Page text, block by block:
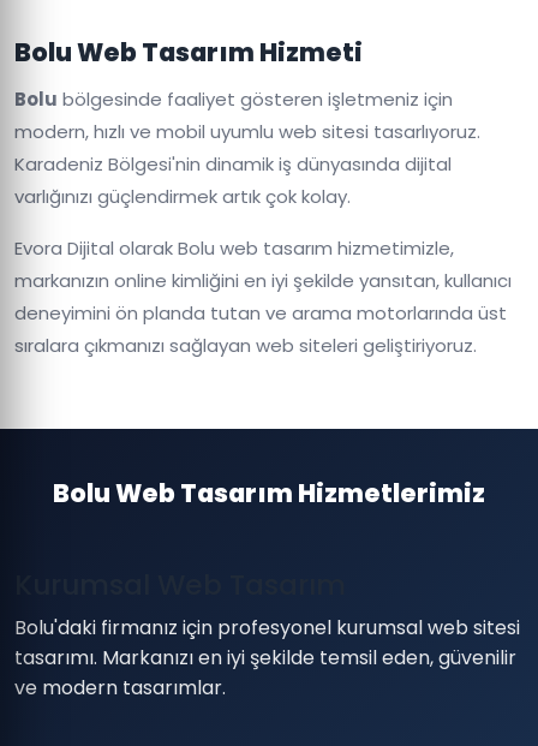
Bolu Web Tasarım Hizmeti
Bolu bölgesinde faaliyet gösteren işletmeniz için
modern, hızlı ve mobil uyumlu web sitesi tasarlıyoruz.
Karadeniz Bölgesi'nin dinamik iş dünyasında dijital
varlığınızı güçlendirmek artık çok kolay.
Evora Dijital olarak Bolu web tasarım hizmetimizle,
markanızın online kimliğini en iyi şekilde yansıtan, kullanıcı
deneyimini ön planda tutan ve arama motorlarında üst
sıralara çıkmanızı sağlayan web siteleri geliştiriyoruz.
Bolu Web Tasarım Hizmetlerimiz
Bolu'daki firmanız için profesyonel kurumsal web sitesi
tasarımı. Markanızı en iyi şekilde temsil eden, güvenilir
ve modern tasarımlar.